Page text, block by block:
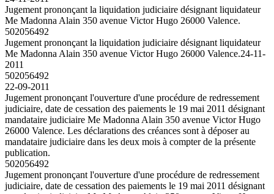
Jugement prononçant la liquidation judiciaire désignant liquidateur
Me Madonna Alain 350 avenue Victor Hugo 26000 Valence.
502056492
Jugement prononçant la liquidation judiciaire désignant liquidateur
Me Madonna Alain 350 avenue Victor Hugo 26000 Valence.24-11-
2011
502056492
22-09-2011
Jugement prononçant l'ouverture d'une procédure de redressement
judiciaire, date de cessation des paiements le 19 mai 2011 désignant
mandataire judiciaire Me Madonna Alain 350 avenue Victor Hugo
26000 Valence. Les déclarations des créances sont à déposer au
mandataire judiciaire dans les deux mois à compter de la présente
publication.
502056492
Jugement prononçant l'ouverture d'une procédure de redressement
judiciaire, date de cessation des paiements le 19 mai 2011 désignant